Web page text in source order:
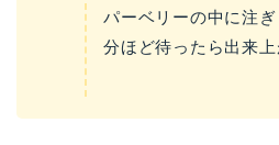
パーベリーの中に注
分ほど待ったら出来上